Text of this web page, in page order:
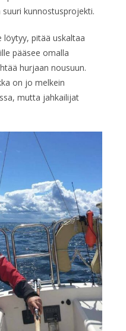
kunnostusprojekti.
löytyy, pitää uskaltaa
pääsee omalla
hurjaan nousuun.
on jo melkein
mutta jahkailijat